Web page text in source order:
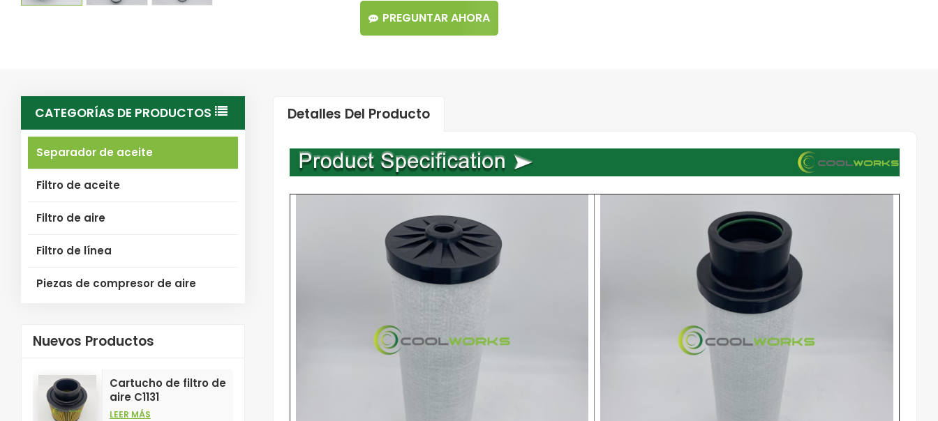
PREGUNTAR AHORA
CATEGORÍAS DE PRODUCTOS
Separador de aceite
Filtro de aceite
Filtro de aire
Filtro de línea
Piezas de compresor de aire
Nuevos Productos
Cartucho de filtro de
aire C1131
personalizable para
LEER MÁS
Detalles Del Producto